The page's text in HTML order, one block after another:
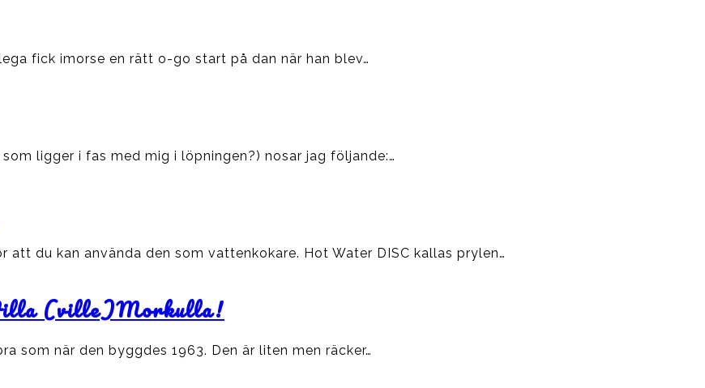
fick imorse en rätt o-go start på dan när han blev…
ligger i fas med mig i löpningen?) nosar jag följande:…
att du kan använda den som vattenkokare. Hot Water DISC kallas prylen…
(ville)Morkulla!
som när den byggdes 1963. Den är liten men räcker…